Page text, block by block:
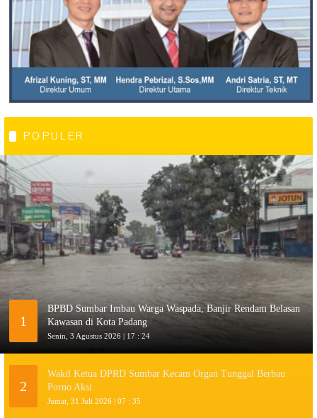
POPULER
1
BPBD Sumbar Imbau Warga Waspada, Banjir Rendam Belasan
Kawasan di Kota Padang
Senin, 3 Agustus 2026 | 17 : 24
2
Wakil Ketua DPRD Sumbar Kecam Organ Tunggal Berbau
Porno Aksi
Jumat, 31 Juli 2026 | 07 : 35